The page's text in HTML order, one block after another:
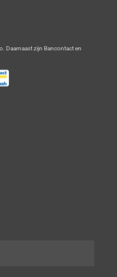
Daarnaast zijn Bancontact en